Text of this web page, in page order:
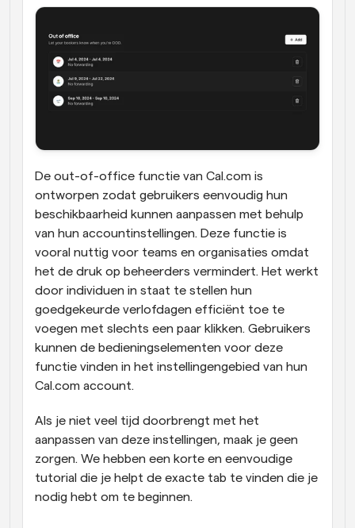
De out-of-office functie van Cal.com is
ontworpen zodat gebruikers eenvoudig hun
beschikbaarheid kunnen aanpassen met behulp
van hun accountinstellingen. Deze functie is
vooral nuttig voor teams en organisaties omdat
het de druk op beheerders vermindert. Het werkt
door individuen in staat te stellen hun
goedgekeurde verlofdagen efficiënt toe te
voegen met slechts een paar klikken. Gebruikers
kunnen de bedieningselementen voor deze
functie vinden in het instellingengebied van hun
Cal.com account.
Als je niet veel tijd doorbrengt met het
aanpassen van deze instellingen, maak je geen
zorgen. We hebben een korte en eenvoudige
tutorial die je helpt de exacte tab te vinden die je
nodig hebt om te beginnen.